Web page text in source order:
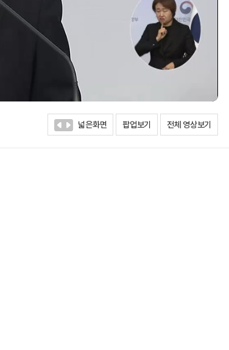
넓은화면 팝업보기 전체 영상보기